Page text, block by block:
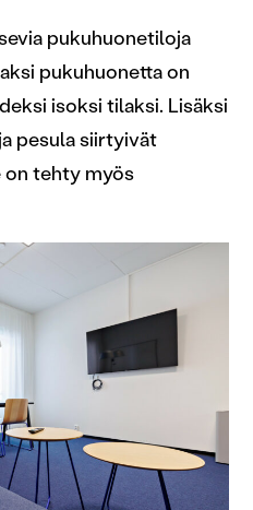
pukuhuonetiloja
pukuhuonetta on
isoksi tilaksi. Lisäksi
pesula siirtyivät
on tehty myös